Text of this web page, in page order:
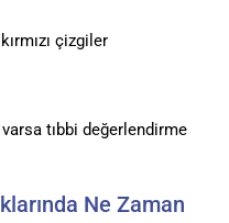
çizgiler
tıbbi değerlendirme
Ne Zaman